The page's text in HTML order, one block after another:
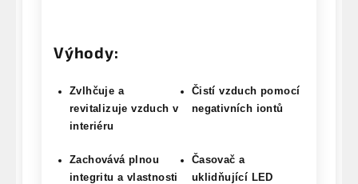
Výhody:
Zvlhčuje a
revitalizuje vzduch v
interiéru
Čistí vzduch pomocí
negativních iontů
Zachovává plnou
integritu a vlastnosti
Časovač a
uklidňující LED